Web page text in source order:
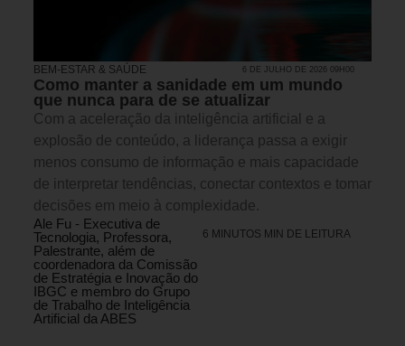
BEM-ESTAR & SAÚDE 6 DE JULHO DE 2026 09H00
Como manter a sanidade em um mundo
que nunca para de se atualizar
Com a aceleração da inteligência artificial e a
explosão de conteúdo, a liderança passa a exigir
menos consumo de informação e mais capacidade
de interpretar tendências, conectar contextos e tomar
decisões em meio à complexidade.
Ale Fu - Executiva de
Tecnologia, Professora,
Palestrante, além de
coordenadora da Comissão
de Estratégia e Inovação do
IBGC e membro do Grupo
de Trabalho de Inteligência
Artificial da ABES
6 MINUTOS MIN DE LEITURA